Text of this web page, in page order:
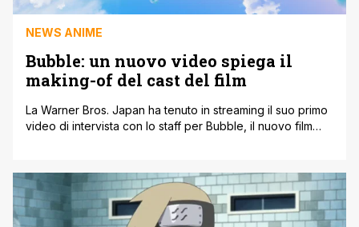
NEWS ANIME
Bubble: un nuovo video spiega il
making-of del cast del film
La Warner Bros. Japan ha tenuto in streaming il suo primo
video di intervista con lo staff per Bubble, il nuovo film
L'Attacco dei Giganti, e il produttore Genki Kawamura,
note per Your Name, [']